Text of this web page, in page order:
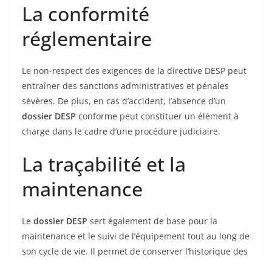
La conformité
réglementaire
Le non-respect des exigences de la directive DESP peut
entraîner des sanctions administratives et pénales
sévères. De plus, en cas d’accident, l’absence d’un
dossier DESP conforme peut constituer un élément à
charge dans le cadre d’une procédure judiciaire.
La traçabilité et la
maintenance
Le dossier DESP sert également de base pour la
maintenance et le suivi de l’équipement tout au long de
son cycle de vie. Il permet de conserver l’historique des